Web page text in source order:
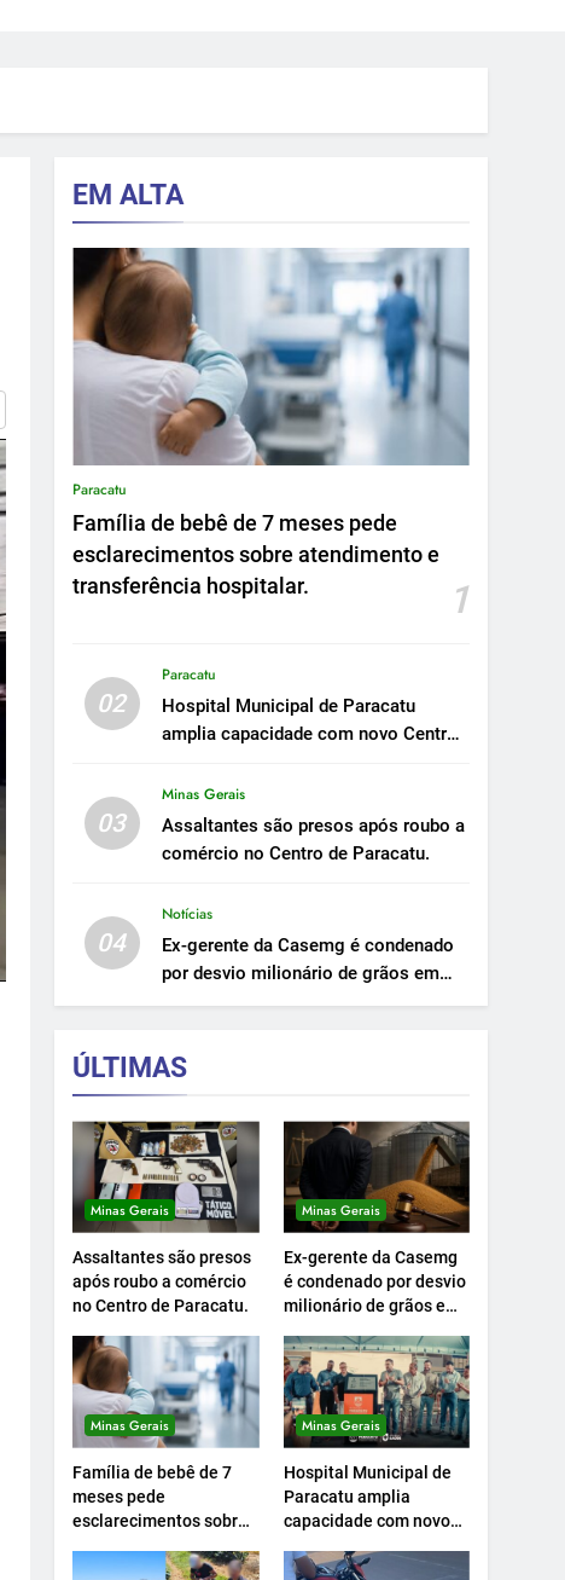
EM ALTA
Paracatu
Família de bebê de 7 meses pede
esclarecimentos sobre atendimento e
transferência hospitalar.
1
02
Paracatu
Hospital Municipal de Paracatu
amplia capacidade com novo Centro
03
Minas Gerais
Assaltantes são presos após roubo a
comércio no Centro de Paracatu.
04
Notícias
Ex-gerente da Casemg é condenado
por desvio milionário de grãos em
Paracatu.
ÚLTIMAS
Minas Gerais
Assaltantes são presos
após roubo a comércio
no Centro de Paracatu.
Minas Gerais
Ex-gerente da Casemg
é condenado por desvio
milionário de grãos em
Minas Gerais
Família de bebê de 7
meses pede
esclarecimentos sobre
transferência
Minas Gerais
Hospital Municipal de
Paracatu amplia
capacidade com novo